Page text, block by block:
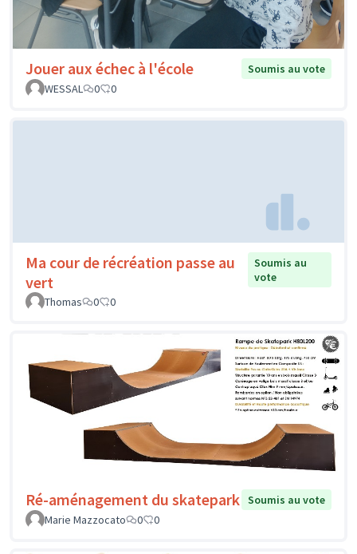
Jouer aux échec à l'école
Soumis au vote
WESSAL
0 0
Ma cour de récréation passe au
vert
Soumis au
vote
Thomas
0 0
Ré-aménagement du skatepark Soumis au vote
Marie Mazzocato
0 0